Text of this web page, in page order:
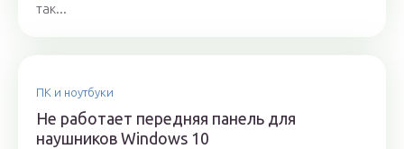
так...
ПК и ноутбуки
Не работает передняя панель для
наушников Windows 10